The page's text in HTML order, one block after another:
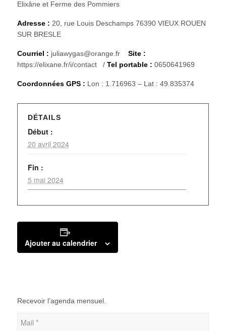
Elixâne et Ferme des Pommiers
Adresse : 20, rue Louis Deschamps 76390 VIEUX ROUEN
SUR BRESLE
Courriel : juliawygas@orange.fr Site :
https://elixane.fr/i/contact / Tel portable : 0650641969
Coordonnées GPS : Lon : 1.716963 – Lat : 49.835374
DÉTAILS
Début :
20 avril 2024
Fin :
5 mai 2024
Ajouter au calendrier
Recevoir l’agenda mensuel.